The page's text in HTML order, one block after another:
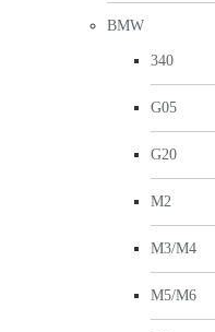
BMW
340
G05
G20
M2
M3/M4
M5/M6